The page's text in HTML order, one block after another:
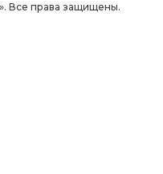
Все права защищены.